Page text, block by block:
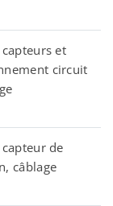
et
circuit
de
câblage